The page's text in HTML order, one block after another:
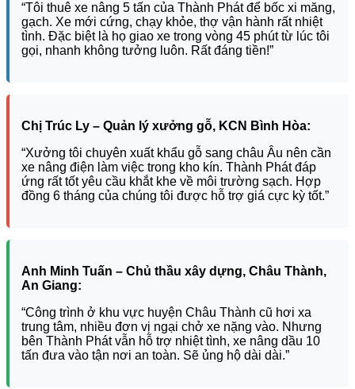
“Tôi thuê xe nâng 5 tấn của Thành Phát để bốc xi măng,
gạch. Xe mới cứng, chạy khỏe, thợ vận hành rất nhiệt
tình. Đặc biệt là họ giao xe trong vòng 45 phút từ lúc tôi
gọi, nhanh không tưởng luôn. Rất đáng tiền!”
Chị Trúc Ly – Quản lý xưởng gỗ, KCN Bình Hòa:
“Xưởng tôi chuyên xuất khẩu gỗ sang châu Âu nên cần
xe nâng điện làm việc trong kho kín. Thành Phát đáp
ứng rất tốt yêu cầu khắt khe về môi trường sạch. Hợp
đồng 6 tháng của chúng tôi được hỗ trợ giá cực kỳ tốt.”
Anh Minh Tuấn – Chủ thầu xây dựng, Châu Thành,
An Giang:
“Công trình ở khu vực huyện Châu Thành cũ hơi xa
trung tâm, nhiều đơn vị ngại chở xe nặng vào. Nhưng
bên Thành Phát vẫn hỗ trợ nhiệt tình, xe nâng dầu 10
tấn đưa vào tận nơi an toàn. Sẽ ủng hộ dài dài.”